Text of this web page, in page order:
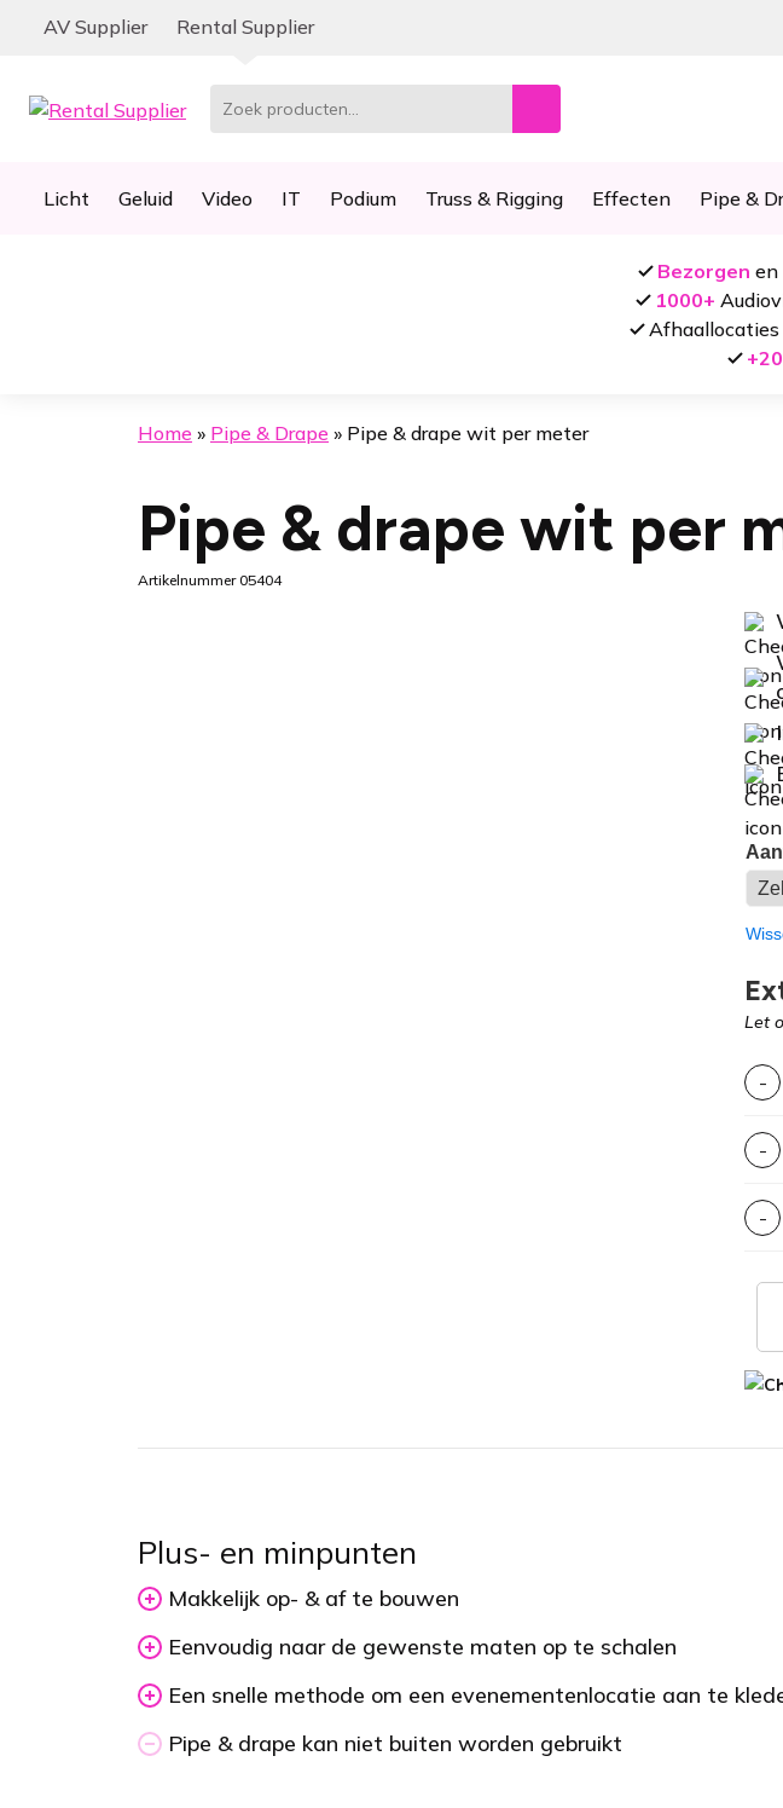
navigatie
inhoud
AV Supplier Rental Supplier
Zoeken
Licht Geluid Video IT Podium Truss & Rigging Effecten Pipe &
Bezorgen en
1000+
Home » Pipe & Drape » Pipe & drape wit per meter
Pipe & drape wit per
Artikelnummer 05404
Let
-
-
-
Plus- en minpunten
Makkelijk op- & af te bouwen
Eenvoudig naar de gewenste maten op te schalen
Een snelle methode om een evenementenlocatie aan te
Pipe & drape kan niet buiten worden gebruikt